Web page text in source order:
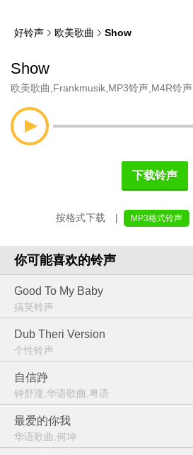
好铃声 欧美歌曲 Show
Show
欧美歌曲 Frankmusik MP3铃声 M4R铃声
下载铃声
按格式下载 | MP3格式铃声
你可能喜欢的铃声
Good To My Baby
搞笑铃声
Dub Theri Version
个性铃声
自信踭
钟舒漫,华语歌曲,粤语
最爱的你我
华语歌曲,何坤